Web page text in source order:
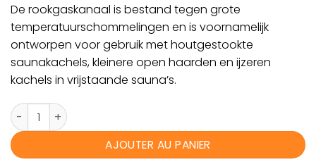
De rookgaskanaal is bestand tegen grote
temperatuurschommelingen en is voornamelijk
ontworpen voor gebruik met houtgestookte
saunakachels, kleinere open haarden en ijzeren
kachels in vrijstaande sauna’s.
quantité de RVS schoorsteen achterwand
AJOUTER AU PANIER